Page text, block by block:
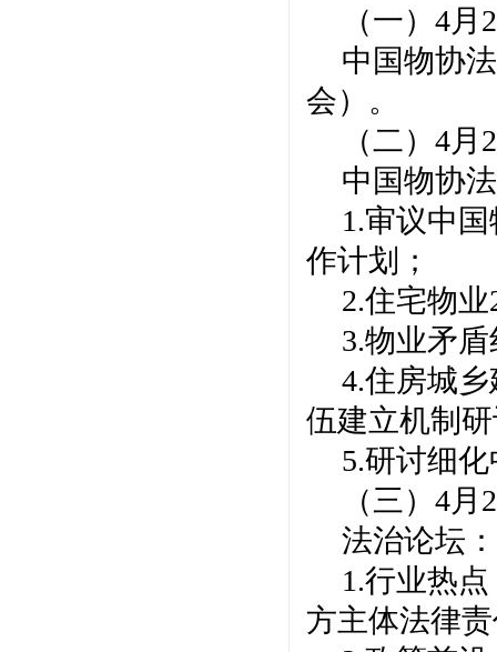
（一） 4月
中国物协
会）。
（二） 4月
中国物协
1.审议中
作计划；
2.住宅物
3.物业矛
4.住房城
伍建立机制
5.研讨细
（三） 4月
法治论坛 ：
1.行业热
方主体法律